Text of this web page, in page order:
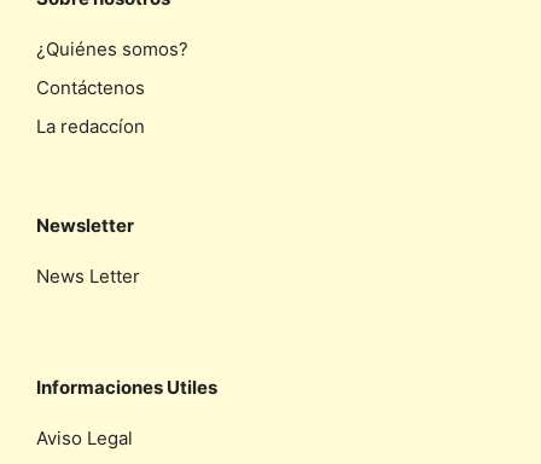
¿Quiénes somos?
Contáctenos
La redaccíon
Newsletter
News Letter
Informaciones Utiles
Aviso Legal